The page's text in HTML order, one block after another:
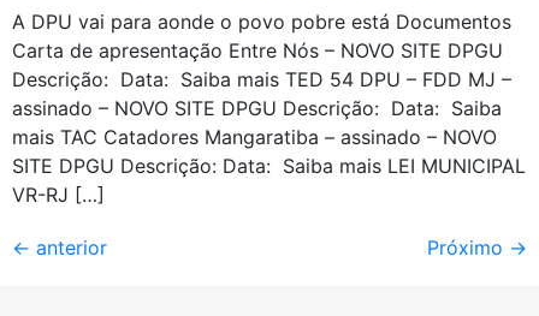
A DPU vai para aonde o povo pobre está Documentos
Carta de apresentação Entre Nós – NOVO SITE DPGU
Descrição: Data: Saiba mais TED 54 DPU – FDD MJ –
assinado – NOVO SITE DPGU Descrição: Data: Saiba
mais TAC Catadores Mangaratiba – assinado – NOVO
SITE DPGU Descrição: Data: Saiba mais LEI MUNICIPAL
VR-RJ […]
← anterior Próximo →